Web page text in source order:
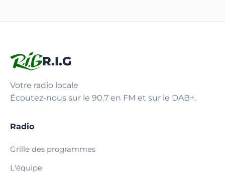
R.I.G
Votre radio locale
Écoutez-nous sur le 90.7 en FM et sur le DAB+.
Radio
Grille des programmes
L'équipe